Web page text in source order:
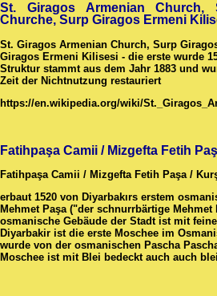
St. Giragos Armenian Church,
Churche, Surp Giragos Ermeni
St. Giragos Armenian Church, Surp
Giragos Ermeni Kilisesi - die erste wurde
Struktur stammt aus dem Jahr 1883 und
Zeit der Nichtnutzung restauriert
https://en.wikipedia.org/wiki/
Fatihpaşa Camii / Mizgefta Fetih
Fatihpaşa Camii / Mizgefta Fetih Paşa /
erbaut 1520 von Diyarbakırs erstem
Mehmet Paşa ("der schnurrbärtige Mehmet
osmanische Gebäude der Stadt ist mit
Diyarbakir ist die erste Moschee im
wurde von der osmanischen Pascha
Moschee ist mit Blei bedeckt auch auch